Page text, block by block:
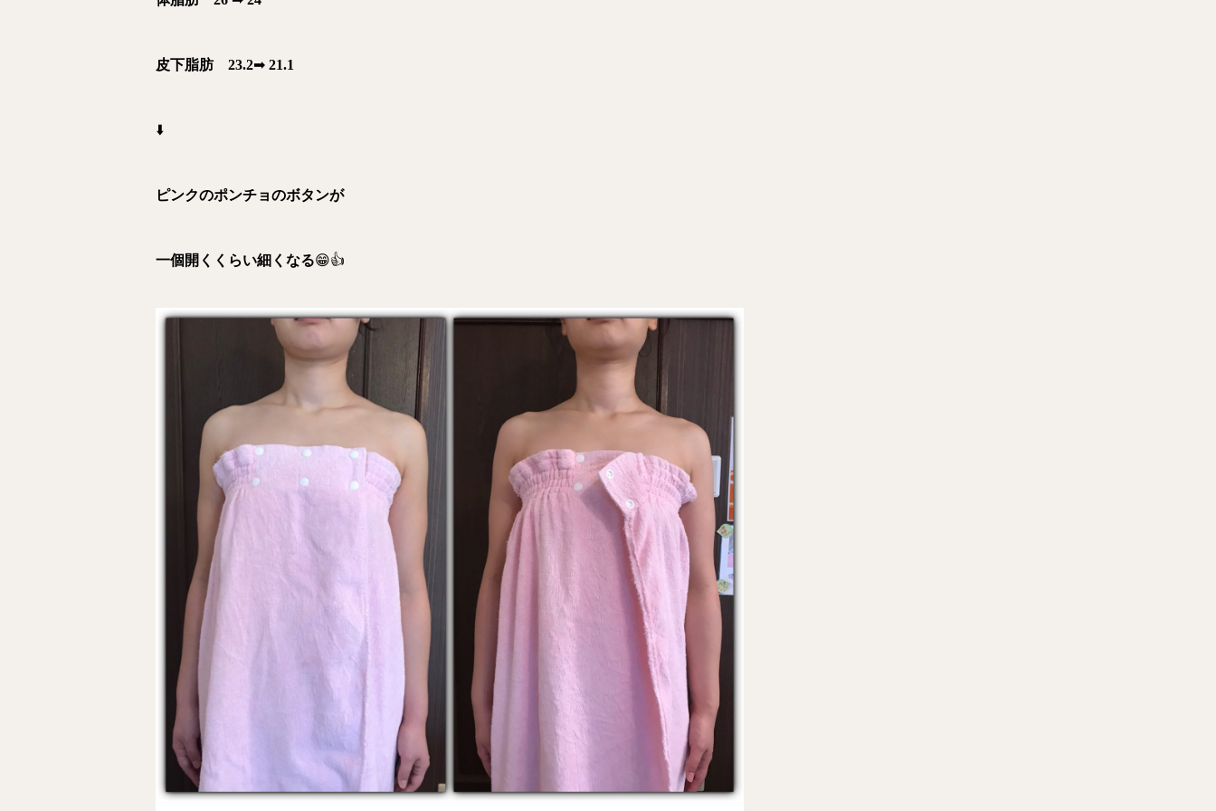
皮下脂肪 23.2➡︎ 21.1
⬇️
ピンクのポンチョのボタンが
一個開くくらい細くなる😁👍